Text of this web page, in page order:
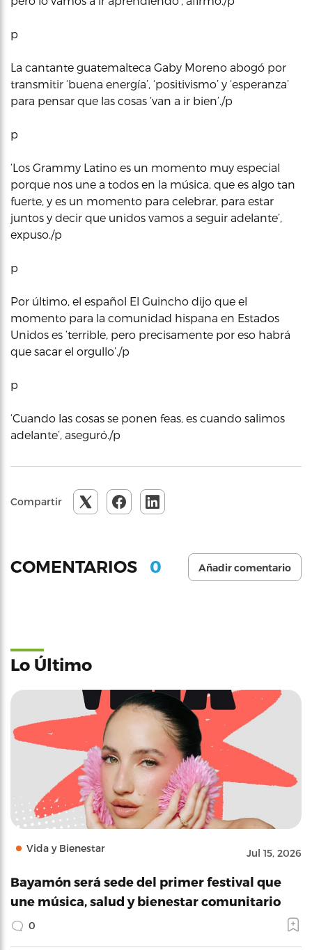
p
La cantante guatemalteca Gaby Moreno abogó por
transmitir ‘buena energía’, ‘positivismo’ y ‘esperanza’
para pensar que las cosas ‘van a ir bien’./p
p
‘Los Grammy Latino es un momento muy especial
porque nos une a todos en la música, que es algo tan
fuerte, y es un momento para celebrar, para estar
juntos y decir que unidos vamos a seguir adelante’,
expuso./p
p
Por último, el español El Guincho dijo que el
momento para la comunidad hispana en Estados
Unidos es ‘terrible, pero precisamente por eso habrá
que sacar el orgullo’./p
p
‘Cuando las cosas se ponen feas, es cuando salimos
adelante’, aseguró./p
Compartir
COMENTARIOS 0 Añadir comentario
Lo Último
Vida y Bienestar Jul 15, 2026
Bayamón será sede del primer festival que
une música, salud y bienestar comunitario
0